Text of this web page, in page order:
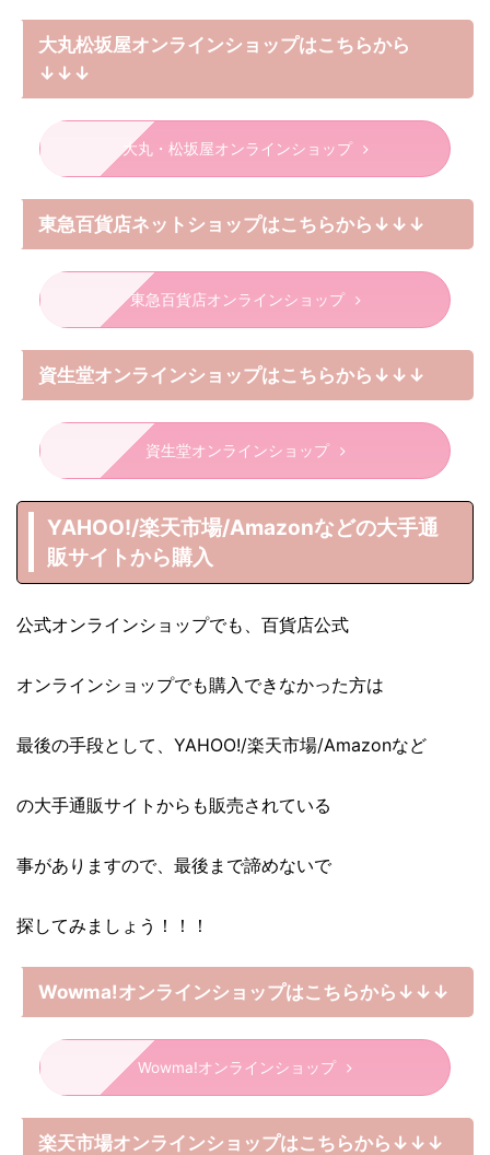
大丸松坂屋オンラインショップはこちらから
↓↓↓
大丸・松坂屋オンラインショップ
東急百貨店ネットショップはこちらから↓↓↓
東急百貨店オンラインショップ
資生堂オンラインショップはこちらから↓↓↓
資生堂オンラインショップ
YAHOO!/楽天市場/Amazonなどの大手通
販サイトから購入
公式オンラインショップでも、百貨店公式
オンラインショップでも購入できなかった方は
最後の手段として、YAHOO!/楽天市場/Amazonなど
の大手通販サイトからも販売されている
事がありますので、最後まで諦めないで
探してみましょう！！！
Wowma!オンラインショップはこちらから↓↓↓
Wowma!オンラインショップ
楽天市場オンラインショップはこちらから↓↓↓